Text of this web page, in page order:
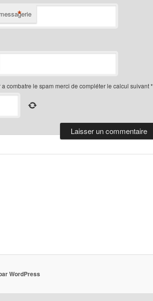
*
combatre le spam merci de compléter le calcul suivant*
WordPress